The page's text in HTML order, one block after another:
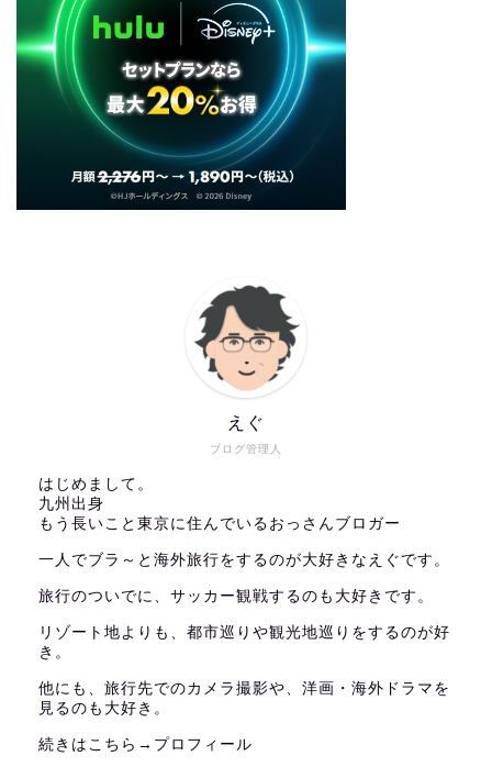
ブログ管理人
えぐ
はじめまして。
九州出身
もう長いこと東京に住んでいるおっさんブロガー
一人でブラ～と海外旅行をするのが大好きなえぐです。
旅行のついでに、サッカー観戦するのも大好きです。
リゾート地よりも、都市巡りや観光地巡りをするのが好
き。
他にも、旅行先でのカメラ撮影や、洋画・海外ドラマを
見るのも大好き。
続きはこちら→ プロフィール